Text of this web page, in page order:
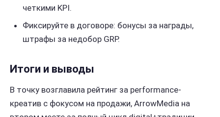
четкими KPI.
Фиксируйте в договоре: бонусы за награды,
штрафы за недобор GRP.
Итоги и выводы
В точку возглавила рейтинг за performance-
креатив с фокусом на продажи, ArrowMedia на